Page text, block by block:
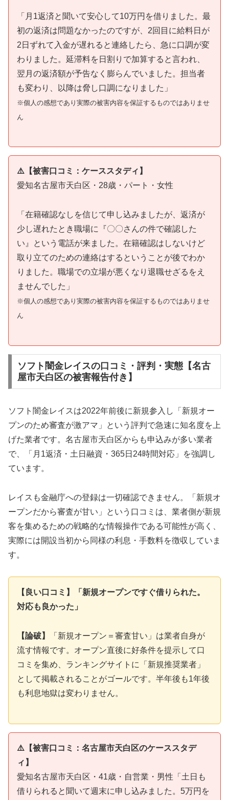
「月1返済と聞いて安心して10万円を借りました。最
初の返済は問題なかったのですが、2回目に給料日が
2日ずれて入金が遅れると連絡したら、急に口調が変
わりました。延滞料を日割りで加算すると言われ、
翌月の返済額が予告なく膨らんでいました。担当者
も変わり、以降は脅し口調になりました」
※個人の感想であり実際の被害内容を保証するものではありませ
ん
⚠️【被害口コミ：ケーススタディ】
愛知名古屋市天白区・28歳・パート・女性
「在籍確認なしを信じて申し込みましたが、返済が
少し遅れたとき職場に『〇〇さんの件で確認した
い』という電話が来ました。在籍確認はしないけど
取り立てのための連絡はするということが後でわか
りました。職場での立場が悪くなり退職せざるをえ
ませんでした」
※個人の感想であり実際の被害内容を保証するものではありませ
ん
ソフト闇金レイスの口コミ・評判・実態【名古
屋市天白区の被害報告付き】
ソフト闇金レイスは2022年前後に新規参入し「新規オー
プンのため審査が激アマ」という評判で急速に知名度を上
げた業者です。名古屋市天白区からも申込みが多い業者
で、「月1返済・土日融資・365日24時間対応」を強調し
ています。
レイスも金融庁への登録は一切確認できません。「新規オ
ープンだから審査が甘い」という口コミは、業者側が新規
客を集めるための戦略的な情報操作である可能性が高く、
実際には開設当初から同様の利息・手数料を徴収していま
す。
【良い口コミ】「新規オープンですぐ借りられた。
対応も良かった」
【論破】
「新規オープン＝審査甘い」は業者自身が
流す情報です。オープン直後に好条件を提示して口
コミを集め、ランキングサイトに「新規推奨業者」
として掲載されることがゴールです。半年後も1年後
も利息地獄は変わりません。
⚠️【被害口コミ：名古屋市天白区のケーススタデ
ィ】
愛知名古屋市天白区・41歳・自営業・男性「土日も
借りられると聞いて週末に申し込みました。5万円を